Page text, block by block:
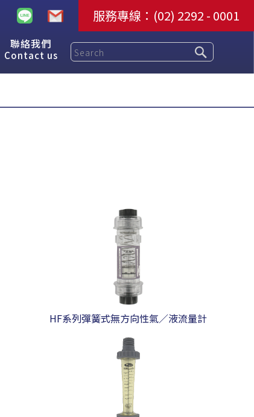
服務專線： (02) 2292 - 0001
聯絡我們
Contact us
HF系列彈簧式無方向性氣／液流量計